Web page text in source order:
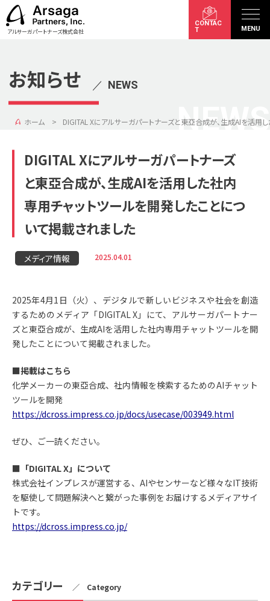
アルサーガパートナーズ株式会社
CONTAC
T
MENU
お知らせ ／ NEWS
NEWS
ホーム DIGITAL Xにアルサーガパートナーズと東亞合成が、生成AIを活用
DIGITAL Xにアルサーガパートナーズ
と東亞合成が、生成AIを活用した社内
専用チャットツールを開発したことにつ
いて掲載されました
メディア情報 2025.04.01
2025年4月1日（火）、デジタルで新しいビジネスや社会を創造
するためのメディア「DIGITAL X」にて、アルサーガパートナー
ズと東亞合成が、生成AIを活用した社内専用チャットツールを開
発したことについて掲載されました。
■掲載はこちら
化学メーカーの東亞合成、社内情報を検索するためのAIチャット
ツールを開発
https://dcross.impress.co.jp/docs/usecase/003949.html
ぜひ、ご一読ください。
■「DIGITAL X」について
株式会社インプレスが運営する、AIやセンサーなど様々なIT技術
を駆使して問題解決へと繋がった事例をお届けするメディアサイ
トです。
https://dcross.impress.co.jp/
カテゴリー ／ Category